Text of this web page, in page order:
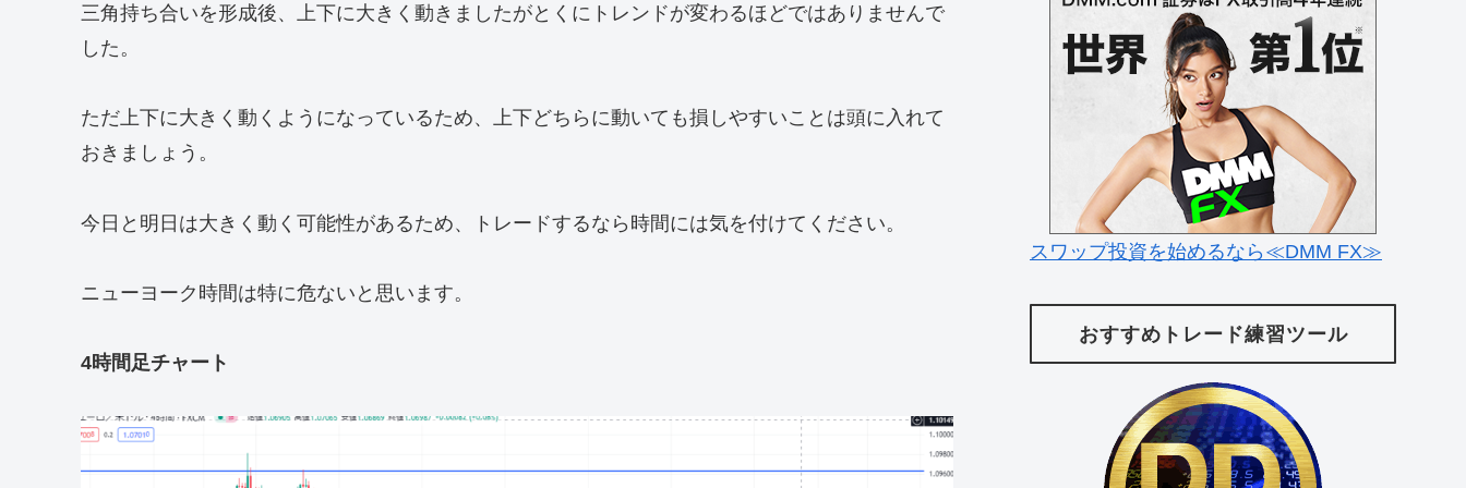
三角持ち合いを形成後、上下に大きく動きましたがとくにトレンドが変わるほどではありませんで
した。
ただ上下に大きく動くようになっているため、上下どちらに動いても損しやすいことは頭に入れて
おきましょう。
今日と明日は大きく動く可能性があるため、トレードするなら時間には気を付けてください。
ニューヨーク時間は特に危ないと思います。
4時間足チャート
スワップ投資を始めるなら≪DMM FX≫
おすすめトレード練習ツール